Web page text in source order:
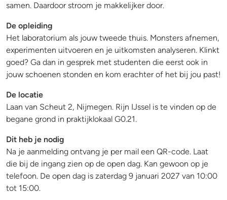
samen. Daardoor stroom je makkelijker door.
De opleiding
Het laboratorium als jouw tweede thuis. Monsters afnemen,
experimenten uitvoeren en je uitkomsten analyseren. Klinkt
goed? Ga dan in gesprek met studenten die eerst ook in
jouw schoenen stonden en kom erachter of het bij jou past!
De locatie
Laan van Scheut 2, Nijmegen. Rijn IJssel is te vinden op de
begane grond in praktijklokaal G0.21.
Dit heb je nodig
Na je aanmelding ontvang je per mail een QR-code. Laat
die bij de ingang zien op de open dag. Kan gewoon op je
telefoon. De open dag is zaterdag 9 januari 2027 van 10:00
tot 15:00.